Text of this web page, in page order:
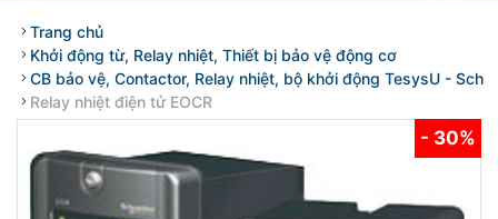
Trang chủ
Khởi động từ, Relay nhiệt, Thiết bị bảo vệ động cơ
CB bảo vệ, Contactor, Relay nhiệt, bộ khởi động TesysU -
Relay nhiệt điện tử EOCR
- 30%